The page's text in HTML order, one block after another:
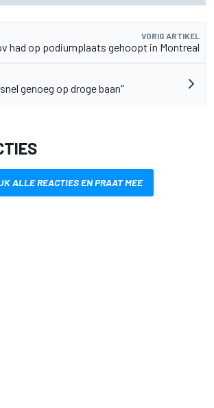
VORIG ARTIKEL
had op podiumplaats gehoopt in Montreal
genoeg op droge baan"
ALLE REACTIES EN PRAAT MEE